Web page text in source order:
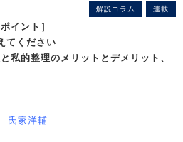
解説コラム 連載
イント］
てください
私的整理のメリットとデメリット、
氏家洋輔